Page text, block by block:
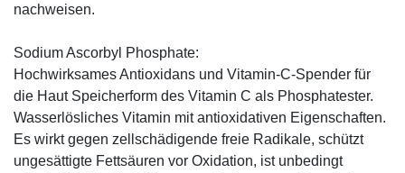
nachweisen.
Sodium Ascorbyl Phosphate:
Hochwirksames Antioxidans und Vitamin-C-Spender für
die Haut Speicherform des Vitamin C als Phosphatester.
Wasserlösliches Vitamin mit antioxidativen Eigenschaften.
Es wirkt gegen zellschädigende freie Radikale, schützt
ungesättigte Fettsäuren vor Oxidation, ist unbedingt